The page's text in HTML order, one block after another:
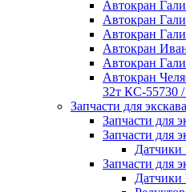
Автокран
Автокран
Автокран
Автокран
Автокран
Автокран
32т КС-55730
Запчасти для
Запчасти для
Запчасти для
Датчики
Запчасти для
Датчики